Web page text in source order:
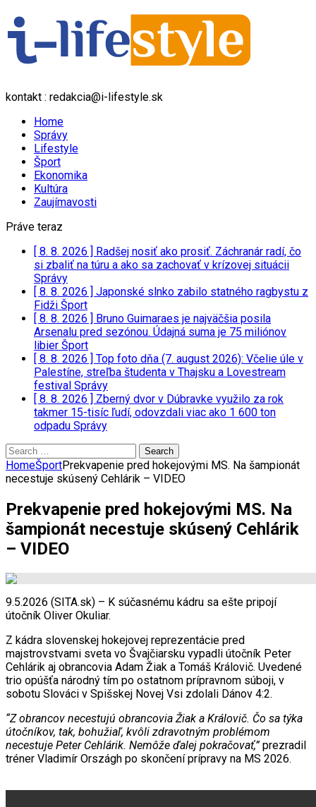
kontakt : redakcia@i-lifestyle.sk
Home
Správy
Lifestyle
Šport
Ekonomika
Kultúra
Zaujímavosti
Práve teraz
[ 8. 8. 2026 ] Radšej nosiť ako prosiť. Záchranár radí, čo
si zbaliť na túru a ako sa zachovať v krízovej situácii
Správy
[ 8. 8. 2026 ] Japonské slnko zabilo statného ragbystu z
Fidži Šport
[ 8. 8. 2026 ] Bruno Guimaraes je najväčšia posila
Arsenalu pred sezónou. Údajná suma je 75 miliónov
libier Šport
[ 8. 8. 2026 ] Top foto dňa (7. august 2026): Včelie úle v
Palestíne, streľba študenta v Thajsku a Lovestream
festival Správy
[ 8. 8. 2026 ] Zberný dvor v Dúbravke využilo za rok
takmer 15-tisíc ľudí, odovzdali viac ako 1 600 ton
odpadu Správy
Search
for:
HomeŠportPrekvapenie pred hokejovými MS. Na šampionát
necestuje skúsený Cehlárik – VIDEO
Prekvapenie pred hokejovými MS. Na
šampionát necestuje skúsený Cehlárik
– VIDEO
9.5.2026 (SITA.sk) – K súčasnému kádru sa ešte pripojí
útočník Oliver Okuliar.
Z kádra slovenskej hokejovej reprezentácie pred
majstrovstvami sveta vo Švajčiarsku vypadli útočník Peter
Cehlárik aj obrancovia Adam Žiak a Tomáš Královič. Uvedené
trio opúšťa národný tím po ostatnom prípravnom súboji, v
sobotu Slováci v Spišskej Novej Vsi zdolali Dánov 4:2.
“Z obrancov necestujú obrancovia Žiak a Královič. Čo sa týka
útočníkov, tak, bohužiaľ, kvôli zdravotným problémom
necestuje Peter Cehlárik. Nemôže ďalej pokračovať,”prezradil
tréner Vladimír Országh po skončení prípravy na MS 2026.